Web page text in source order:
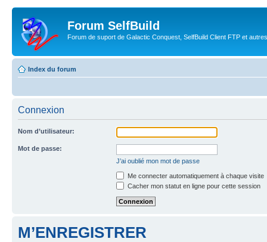
Forum SelfBuild
Forum de suport de Galactic Conquest, SelfBuild Client FTP et
Index du forum
Connexion
Nom d’utilisateur:
Mot de passe:
J’ai oublié mon mot de passe
Me connecter automatiquement à chaque visite
Cacher mon statut en ligne pour cette session
M’ENREGISTRER